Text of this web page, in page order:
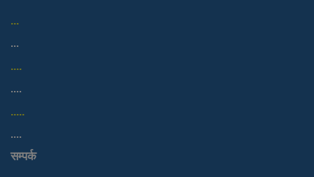
...
...
....
....
.....
....
सम्पर्क